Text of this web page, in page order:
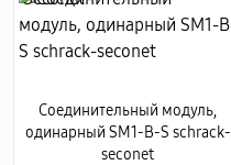
Соединительный модуль,
одинарный SM1-B-S schrack-
seconet